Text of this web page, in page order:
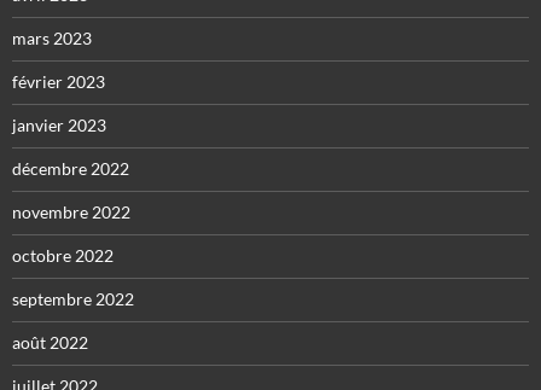
mars 2023
février 2023
janvier 2023
décembre 2022
novembre 2022
octobre 2022
septembre 2022
août 2022